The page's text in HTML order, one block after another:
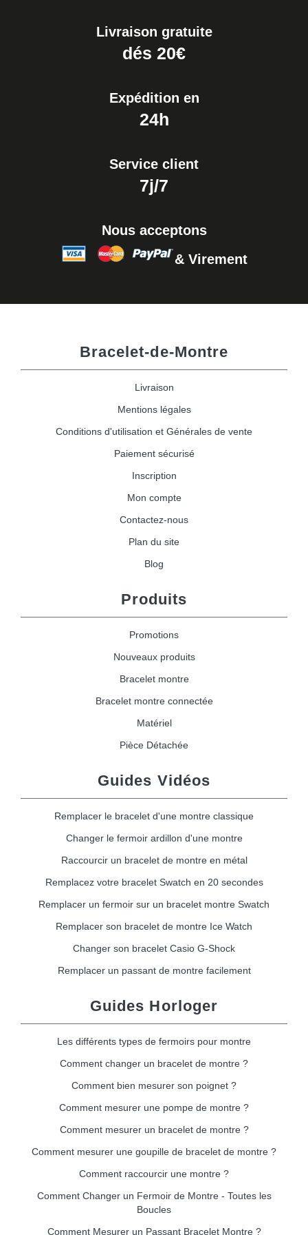
Extracteur de Bracelet de
Montre Facile
Livraison gratuite
dés 20€
Expédition en
24h
Service client
7j/7
Nous acceptons
& Virement
Bracelet-de-Montre
Livraison
Mentions légales
Conditions d'utilisation et Générales de vente
Paiement sécurisé
Inscription
Mon compte
Contactez-nous
Plan du site
Blog
Produits
Promotions
Nouveaux produits
Bracelet montre
Bracelet montre connectée
Matériel
Pièce Détachée
Guides Vidéos
Remplacer le bracelet d'une montre classique
Changer le fermoir ardillon d'une montre
Raccourcir un bracelet de montre en métal
Remplacez votre bracelet Swatch en 20 secondes
Remplacer un fermoir sur un bracelet montre Swatch
Remplacer son bracelet de montre Ice Watch
Changer son bracelet Casio G-Shock
Remplacer un passant de montre facilement
Guides Horloger
Les différents types de fermoirs pour montre
Comment changer un bracelet de montre ?
Comment bien mesurer son poignet ?
Comment mesurer une pompe de montre ?
Comment mesurer un bracelet de montre ?
Comment mesurer une goupille de bracelet de montre ?
Comment raccourcir une montre ?
Comment Changer un Fermoir de Montre - Toutes les
Boucles
Comment Mesurer un Passant Bracelet Montre ?